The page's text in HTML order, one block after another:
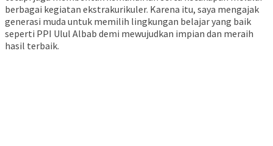
berbagai kegiatan ekstrakurikuler. Karena itu, saya mengajak
generasi muda untuk memilih lingkungan belajar yang baik
seperti PPI Ulul Albab demi mewujudkan impian dan meraih
hasil terbaik.